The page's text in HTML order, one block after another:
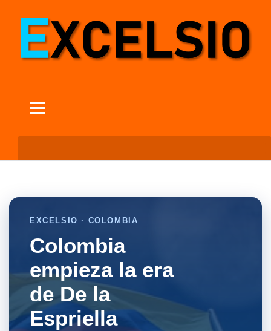
EXCELSIO · COLOMBIA
Colombia
empieza la era
de De la
Espriella